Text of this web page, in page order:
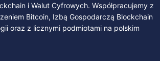
i Walut Cyfrowych. Współpracujemy z
Bitcoin, Izbą Gospodarczą Blockchain
oraz z licznymi podmiotami na polskim